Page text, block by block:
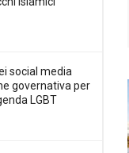
social media
governativa per
LGBT